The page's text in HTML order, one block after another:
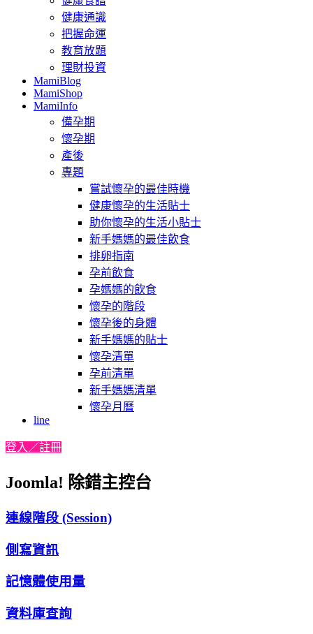
健康通識
把握命運
教育放題
理財投資
MamiBlog
MamiShop
MamiInfo
備孕期
懷孕期
產後
專題
嘗試懷孕的最佳時機
健康懷孕的生活貼士
助你懷孕的生活小貼士
新手媽媽的最佳飲食
排卵指南
孕前飲食
孕媽媽的飲食
懷孕的階段
懷孕後的身體
新手媽媽的貼士
懷孕清單
孕前清單
新手媽媽清單
懷孕月曆
line
登入／註冊
Joomla! 除錯主控台
連線階段 (Session)
側寫資訊
記憶體使用量
資料庫查詢